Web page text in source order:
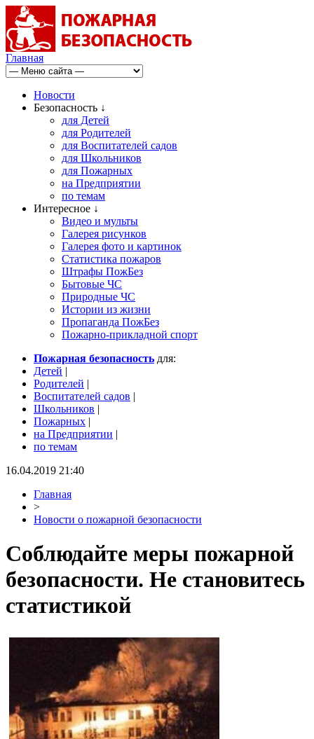
Главная
Новости
Безопасность ↓
для Детей
для Родителей
для Воспитателей садов
для Школьников
для Пожарных
на Предприятии
по темам
Интересное ↓
Видео и мульты
Галерея рисунков
Галерея фото и картинок
Статистика пожаров
Штрафы ПожБез
Бытовые ЧС
Природные ЧС
Истории из жизни
Пропаганда ПожБез
Пожарно-прикладной спорт
Пожарная безопасность для:
Детей |
Родителей |
Воспитателей садов |
Школьников |
Пожарных |
на Предприятии |
по темам
16.04.2019 21:40
Главная
>
Новости о пожарной безопасности
Соблюдайте меры пожарной
безопасности. Не становитесь
статистикой